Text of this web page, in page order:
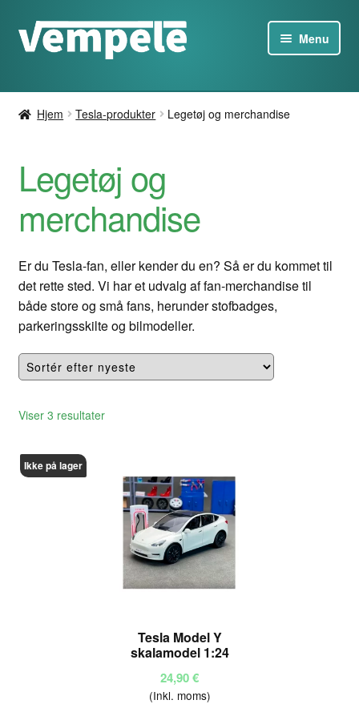
Spring
til
Spring
til
Menu
Opladerne
Tilbud
Omkring
DA
Hjem Tesla-produkter Legetøj og merchandise
Legetøj og
merchandise
Er du Tesla-fan, eller kender du en? Så er du kommet til
det rette sted. Vi har et udvalg af fan-merchandise til
både store og små fans, herunder stofbadges,
parkeringsskilte og bilmodeller.
Viser 3 resultaterSorteret
Ikke på lager
Tesla Model Y
skalamodel 1:24
24,90€
(Inkl. moms)